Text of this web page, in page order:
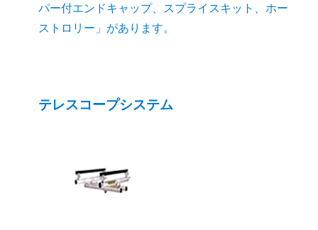
パー付エンドキャップ、スプライスキット、ホー
ストロリー」があります。
テレスコープシステム